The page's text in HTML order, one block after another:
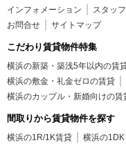
インフォメーション
スタッ
お問合せ
サイトマップ
こだわり賃貸物件特集
横浜の新築・築浅5年以内の賃
横浜の敷金・礼金ゼロの賃貸
横浜のカップル・新婚向けの賃
間取りから賃貸物件を探す
横浜の1R/1K賃貸 横浜の